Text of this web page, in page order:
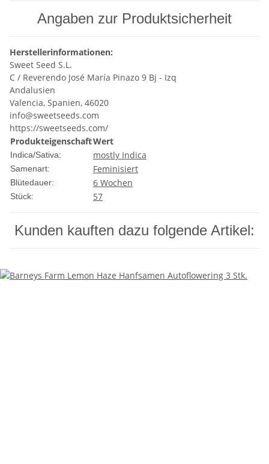
Angaben zur Produktsicherheit
Herstellerinformationen:
Sweet Seed S.L.
C / Reverendo José María Pinazo 9 Bj - Izq
Andalusien
Valencia, Spanien, 46020
info@sweetseeds.com
https://sweetseeds.com/
ProdukteigenschaftWert
Indica/Sativa: mostly Indica
Samenart: Feminisiert
Blütedauer: 6 Wochen
Stück: 57
Kunden kauften dazu folgende Artikel: